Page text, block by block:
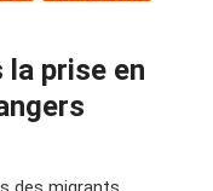
la prise en